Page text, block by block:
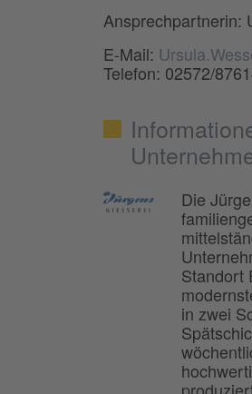
Ansprechpartnerin:
E-Mail:
Telefon: 02572/
Die
Standort
in zwei